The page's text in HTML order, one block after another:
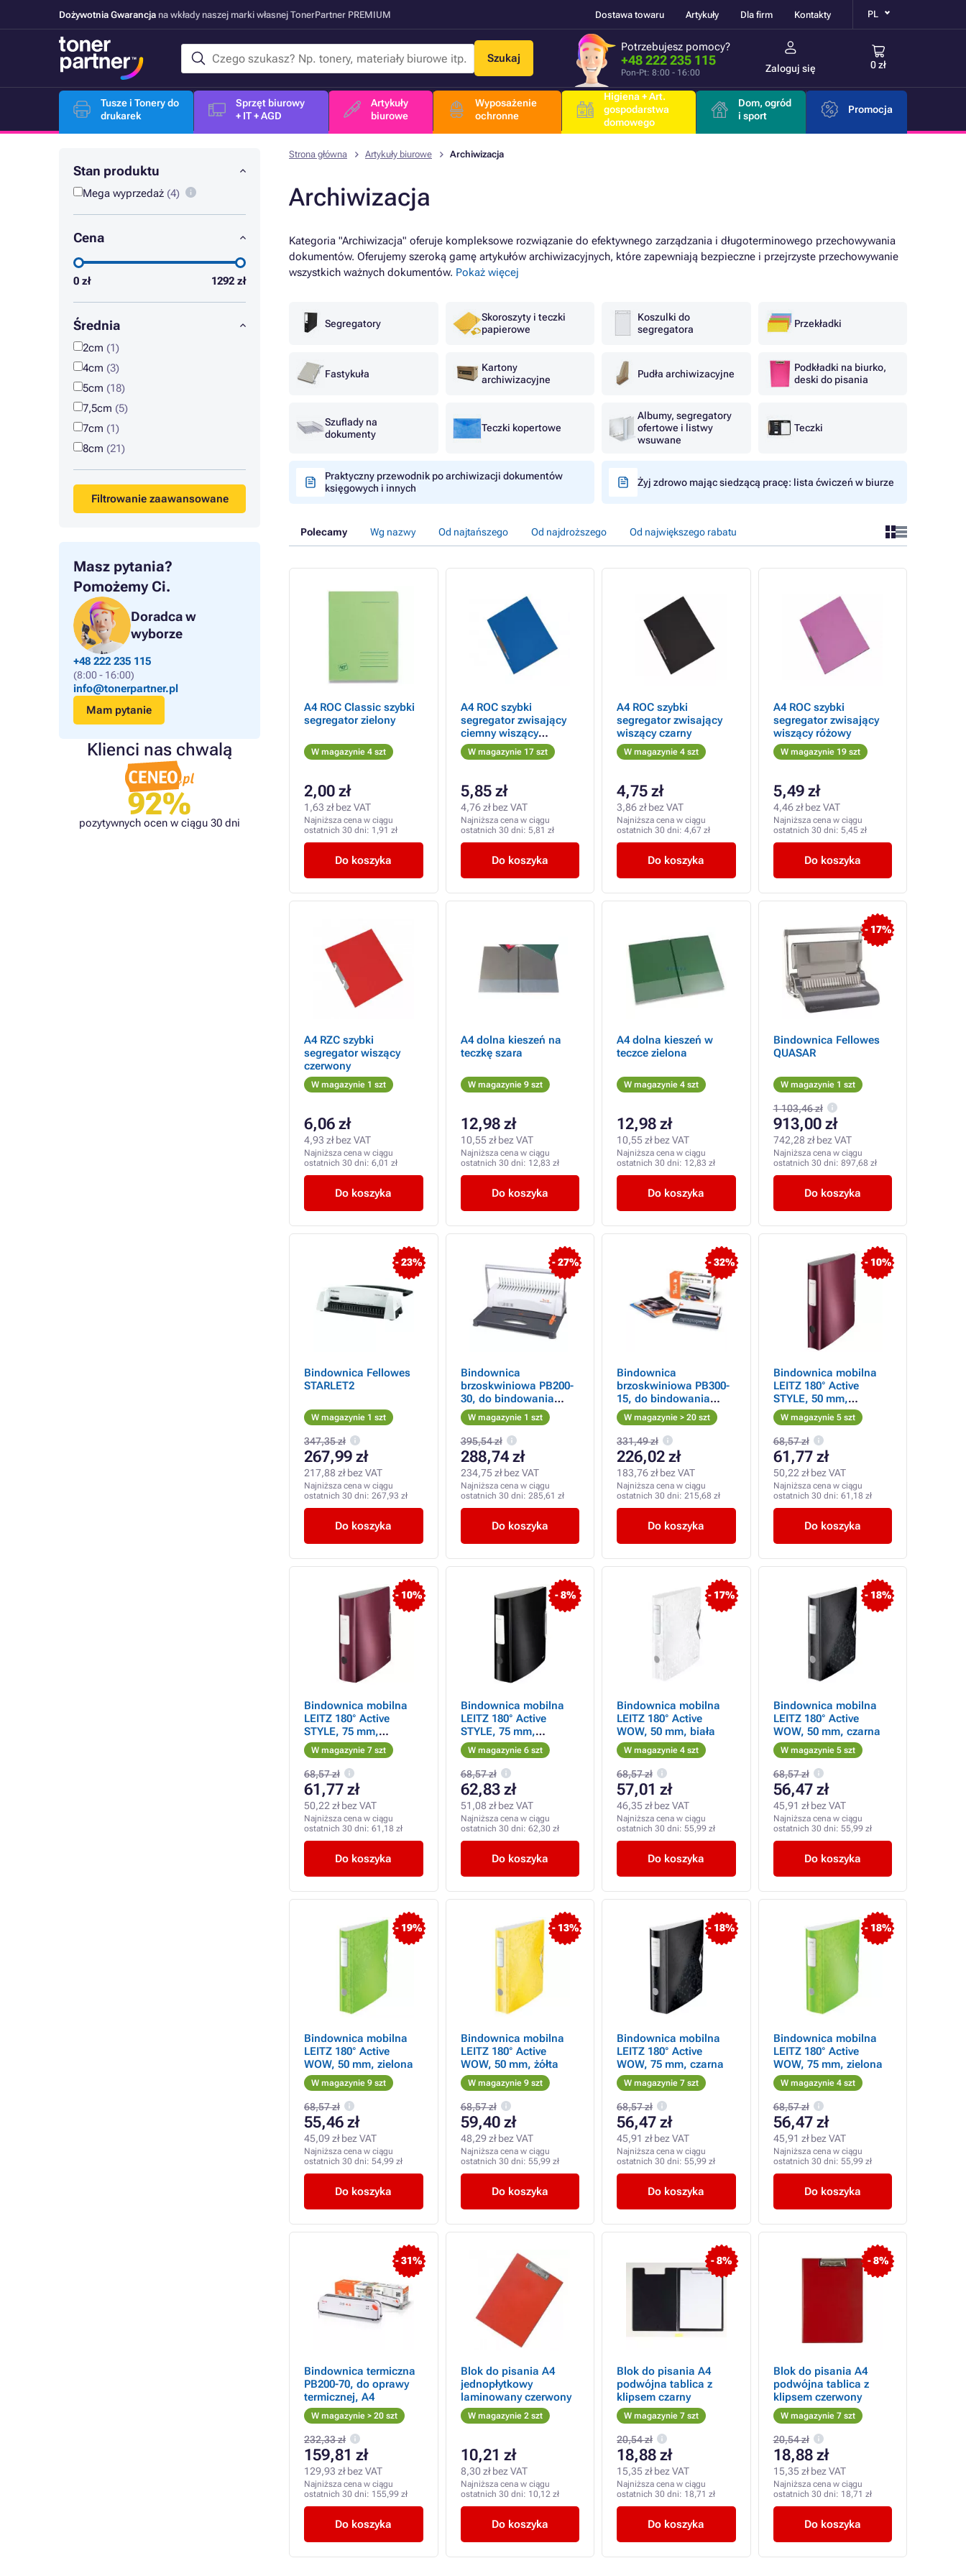
Dożywotnia Gwarancja na wkłady naszej marki własnej TonerPartner PREMIUM Dostawa towaru Artykuły Dla firm Kontakty PL
Szukaj
Potrzebujesz pomocy?
+48 222 235 115
Pon-Pt: 8:00 - 16:00 Zaloguj się 0 zł
Tusze i Tonery do
drukarek
Sprzęt biurowy
+ IT + AGD
Artykuły
biurowe
Wyposażenie
ochronne
Higiena + Art.
gospodarstwa
domowego
Dom, ogród
i sport
Promocja
Stan produktu
Mega wyprzedaż (4)
Cena
0 zł 1292 zł
Średnia
2cm (1)
4cm (3)
5cm (18)
7,5cm (5)
7cm (1)
8cm (21)
Filtrowanie zaawansowane
Masz pytania?
Pomożemy Ci.
Doradca w
wyborze
+48 222 235 115
(8:00 - 16:00)
info@tonerpartner.pl
Mam pytanie
Klienci nas chwalą
92%
pozytywnych ocen w ciągu 30 dni
Strona główna Artykuły biurowe Archiwizacja
Archiwizacja
Kategoria "Archiwizacja" oferuje kompleksowe rozwiązanie do efektywnego zarządzania i długoterminowego przechowywania
dokumentów. Oferujemy szeroką gamę artykułów archiwizacyjnych, które zapewniają bezpieczne i przejrzyste przechowywanie
wszystkich ważnych dokumentów. Pokaż więcej
Segregatory
Skoroszyty i teczki
papierowe
Koszulki do
segregatora
Przekładki
Fastykuła
Kartony
archiwizacyjne
Pudła archiwizacyjne
Podkładki na biurko,
deski do pisania
Szuflady na
dokumenty
Teczki kopertowe
Albumy, segregatory
ofertowe i listwy
wsuwane
Teczki
Praktyczny przewodnik po archiwizacji dokumentów
księgowych i innych
Żyj zdrowo mając siedzącą pracę: lista ćwiczeń w biurze
Polecamy Wg nazwy Od najtańszego Od najdroższego Od największego rabatu
A4 ROC Classic szybki
segregator zielony
W magazynie 4 szt
2,00 zł
1,63 zł bez VAT
Najniższa cena w ciągu
ostatnich 30 dni: 1,91 zł
Do koszyka
A4 ROC szybki
segregator zwisający
ciemny wiszący
niebieski
W magazynie 17 szt
5,85 zł
4,76 zł bez VAT
Najniższa cena w ciągu
ostatnich 30 dni: 5,81 zł
Do koszyka
A4 ROC szybki
segregator zwisający
wiszący czarny
W magazynie 4 szt
4,75 zł
3,86 zł bez VAT
Najniższa cena w ciągu
ostatnich 30 dni: 4,67 zł
Do koszyka
A4 ROC szybki
segregator zwisający
wiszący różowy
W magazynie 19 szt
5,49 zł
4,46 zł bez VAT
Najniższa cena w ciągu
ostatnich 30 dni: 5,45 zł
Do koszyka
A4 RZC szybki
segregator wiszący
czerwony
W magazynie 1 szt
6,06 zł
4,93 zł bez VAT
Najniższa cena w ciągu
ostatnich 30 dni: 6,01 zł
Do koszyka
A4 dolna kieszeń na
teczkę szara
W magazynie 9 szt
12,98 zł
10,55 zł bez VAT
Najniższa cena w ciągu
ostatnich 30 dni: 12,83 zł
Do koszyka
A4 dolna kieszeń w
teczce zielona
W magazynie 4 szt
12,98 zł
10,55 zł bez VAT
Najniższa cena w ciągu
ostatnich 30 dni: 12,83 zł
Do koszyka
- 17%
Bindownica Fellowes
QUASAR
W magazynie 1 szt
1 103,46 zł
913,00 zł
742,28 zł bez VAT
Najniższa cena w ciągu
ostatnich 30 dni: 897,68 zł
Do koszyka
- 23%
Bindownica Fellowes
STARLET2
W magazynie 1 szt
347,35 zł
267,99 zł
217,88 zł bez VAT
Najniższa cena w ciągu
ostatnich 30 dni: 267,93 zł
Do koszyka
- 27%
Bindownica
brzoskwiniowa PB200-
30, do bindowania
plastikowego, A4
W magazynie 1 szt
395,54 zł
288,74 zł
234,75 zł bez VAT
Najniższa cena w ciągu
ostatnich 30 dni: 285,61 zł
Do koszyka
- 32%
Bindownica
brzoskwiniowa PB300-
15, do bindowania
metalowego, A4
W magazynie > 20 szt
331,49 zł
226,02 zł
183,76 zł bez VAT
Najniższa cena w ciągu
ostatnich 30 dni: 215,68 zł
Do koszyka
- 10%
Bindownica mobilna
LEITZ 180° Active
STYLE, 50 mm,
granatowo-czerwona
W magazynie 5 szt
68,57 zł
61,77 zł
50,22 zł bez VAT
Najniższa cena w ciągu
ostatnich 30 dni: 61,18 zł
Do koszyka
- 10%
Bindownica mobilna
LEITZ 180° Active
STYLE, 75 mm,
granatowo-czerwona
W magazynie 7 szt
68,57 zł
61,77 zł
50,22 zł bez VAT
Najniższa cena w ciągu
ostatnich 30 dni: 61,18 zł
Do koszyka
- 8%
Bindownica mobilna
LEITZ 180° Active
STYLE, 75 mm,
satynowa czerń
W magazynie 6 szt
68,57 zł
62,83 zł
51,08 zł bez VAT
Najniższa cena w ciągu
ostatnich 30 dni: 62,30 zł
Do koszyka
- 17%
Bindownica mobilna
LEITZ 180° Active
WOW, 50 mm, biała
W magazynie 4 szt
68,57 zł
57,01 zł
46,35 zł bez VAT
Najniższa cena w ciągu
ostatnich 30 dni: 55,99 zł
Do koszyka
- 18%
Bindownica mobilna
LEITZ 180° Active
WOW, 50 mm, czarna
W magazynie 5 szt
68,57 zł
56,47 zł
45,91 zł bez VAT
Najniższa cena w ciągu
ostatnich 30 dni: 55,99 zł
Do koszyka
- 19%
Bindownica mobilna
LEITZ 180° Active
WOW, 50 mm, zielona
W magazynie 9 szt
68,57 zł
55,46 zł
45,09 zł bez VAT
Najniższa cena w ciągu
ostatnich 30 dni: 54,99 zł
Do koszyka
- 13%
Bindownica mobilna
LEITZ 180° Active
WOW, 50 mm, żółta
W magazynie 9 szt
68,57 zł
59,40 zł
48,29 zł bez VAT
Najniższa cena w ciągu
ostatnich 30 dni: 55,99 zł
Do koszyka
- 18%
Bindownica mobilna
LEITZ 180° Active
WOW, 75 mm, czarna
W magazynie 7 szt
68,57 zł
56,47 zł
45,91 zł bez VAT
Najniższa cena w ciągu
ostatnich 30 dni: 55,99 zł
Do koszyka
- 18%
Bindownica mobilna
LEITZ 180° Active
WOW, 75 mm, zielona
W magazynie 4 szt
68,57 zł
56,47 zł
45,91 zł bez VAT
Najniższa cena w ciągu
ostatnich 30 dni: 55,99 zł
Do koszyka
- 31%
Bindownica termiczna
PB200-70, do oprawy
termicznej, A4
W magazynie > 20 szt
232,33 zł
159,81 zł
129,93 zł bez VAT
Najniższa cena w ciągu
ostatnich 30 dni: 155,99 zł
Do koszyka
Blok do pisania A4
jednopłytkowy
laminowany czerwony
W magazynie 2 szt
10,21 zł
8,30 zł bez VAT
Najniższa cena w ciągu
ostatnich 30 dni: 10,12 zł
Do koszyka
- 8%
Blok do pisania A4
podwójna tablica z
klipsem czarny
W magazynie 7 szt
20,54 zł
18,88 zł
15,35 zł bez VAT
Najniższa cena w ciągu
ostatnich 30 dni: 18,71 zł
Do koszyka
- 8%
Blok do pisania A4
podwójna tablica z
klipsem czerwony
W magazynie 7 szt
20,54 zł
18,88 zł
15,35 zł bez VAT
Najniższa cena w ciągu
ostatnich 30 dni: 18,71 zł
Do koszyka